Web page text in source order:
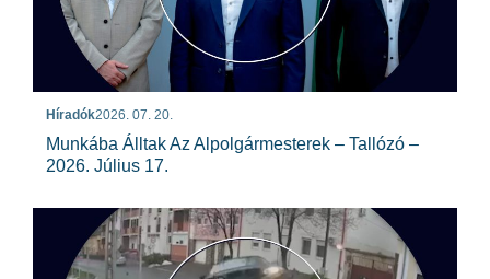
Híradók2026. 07. 20.
Munkába Álltak Az Alpolgármesterek – Tallózó –
2026. Július 17.